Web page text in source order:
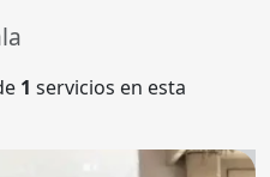
1 servicios en esta